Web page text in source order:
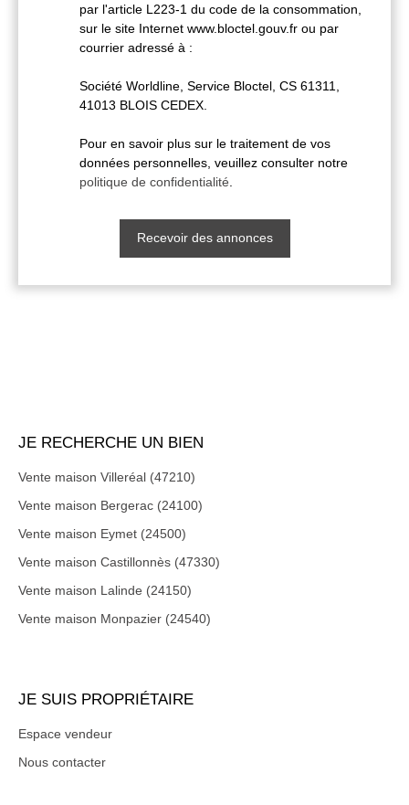
par l'article L223-1 du code de la consommation,
sur le site Internet www.bloctel.gouv.fr ou par
courrier adressé à :
Société Worldline, Service Bloctel, CS 61311,
41013 BLOIS CEDEX.
Pour en savoir plus sur le traitement de vos
données personnelles, veuillez consulter notre
politique de confidentialité
Recevoir des annonces
JE RECHERCHE UN BIEN
Vente maison Villeréal (47210)
Vente maison Bergerac (24100)
Vente maison Eymet (24500)
Vente maison Castillonnès (47330)
Vente maison Lalinde (24150)
Vente maison Monpazier (24540)
JE SUIS PROPRIÉTAIRE
Espace vendeur
Nous contacter